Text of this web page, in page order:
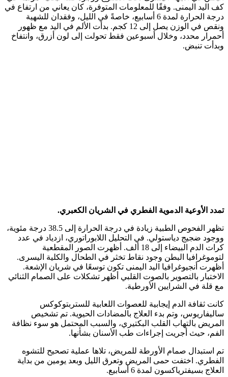
كف اليد اليمنى. وفقًا للمعلومات المتوفرة، كان يعاني من ارتفاع في
درجة الحرارة لمدة 6 أسابيع، خاصةً في الليل، وفقدان للشهية
ونقص في الوزن يصل إلى 12 كجم. بدأت الألم في اليد مع ظهور
أحمرار محدد، وخلال أسبوعين فقط تحولت إلى لون أزرق، وانتفاخ
وبدأت تنبض.
تمدد الأوعية الدموية الفطري في الشريان الكعبري.
تظهر الفحوص الطبية زيادة في درجة الحرارة إلى 38.5 درجة مئوية،
ووجود ضجيج دياستولي. في التحليل اللابوراتوري، ازدياد في عدد
كرات الدم البيضاء إلى 18 ألف. أظهرت الصور المقطعية
لتوموغرافيا البطن وجود نقاط تخثر في الطحال والكلية اليسرى.
أظهرت أنجيوغرافيا اليد اليمنى تكون توسعًا في شريان الإشعة.
الاختبار بالتصوير بالصوت القلبي أظهر تشكلات على الصمام الثنائي
مع قلة في الشرايين الأورطية.
كانت ثقافة الدم إيجابية للعصوات اللعابية للستربتوكوكس
ساليفاريوس، وتم بدء العلاج بالمضادات الحيوية. تم تشخيص
المريض بالتهاب القلب البكتيري، والسبب المحتمل هو سوء نظافة
الفم، حيث أجريت إجراءات طب الأسنان بشأنها.
تم استبدال صمام الأورطة للمريض، تلاها عملية تصحيح للتشوه
الفطري. اختفت حمى المريض وتعرق الليل وبعد يومين من بداية
العلاج بسيفترياكسون لمدة 6 أسابيع.